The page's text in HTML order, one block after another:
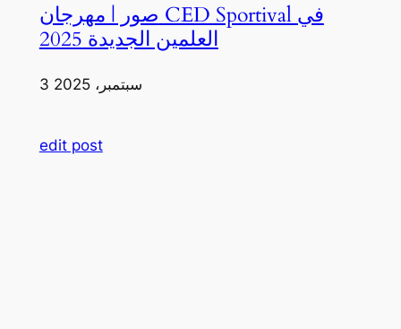
صور | مهرجان CED Sportival في
العلمين الجديدة 2025
3 سبتمبر، 2025
edit post